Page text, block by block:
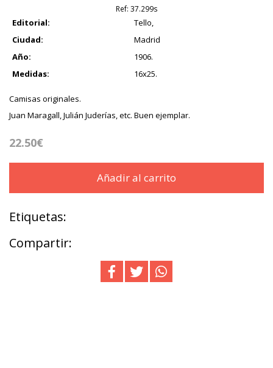
Ref: 37.299s
Editorial:
Tello,
Ciudad:
Madrid
Año:
1906.
Medidas:
16x25.
Camisas originales.
Juan Maragall, Julián Juderías, etc. Buen ejemplar.
22.50€
Añadir al carrito
Etiquetas:
Compartir: